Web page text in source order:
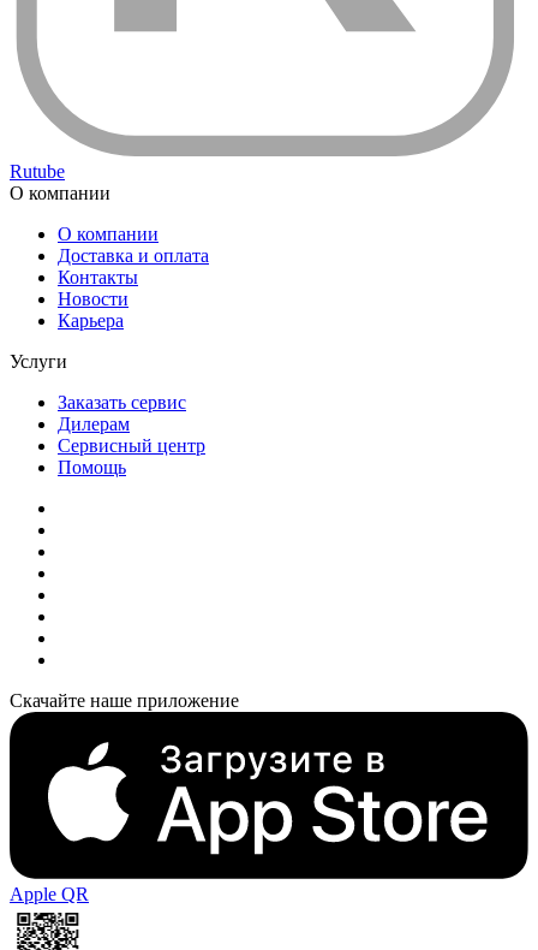
Rutube
О компании
О компании
Доставка и оплата
Контакты
Новости
Карьера
Услуги
Заказать сервис
Дилерам
Сервисный центр
Помощь
Скачайте наше приложение
Apple QR